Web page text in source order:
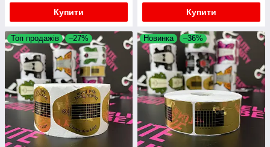
Купити Купити
Топ продажів –27% Новинка –36%